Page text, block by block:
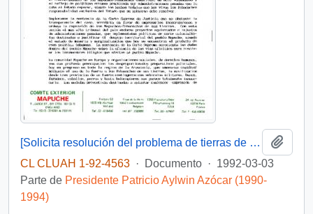
[Solicita resolución del problema de tierras de la comunidad mapuche-pewenche del Valle de Quinquén]
CL CLUAH 1-92-4563 · Documento · 1992-03-03
Parte de Presidente Patricio Aylwin Azócar (1990-
1994)